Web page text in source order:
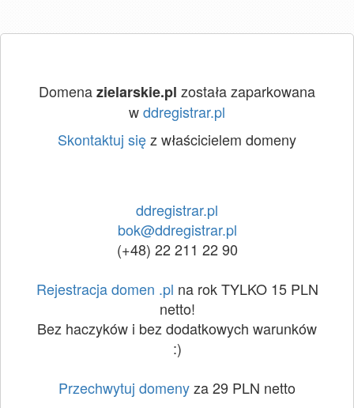
Domenazielarskie.pl została zaparkowana
wddregistrar.pl
Skontaktuj sięz właścicielem domeny
ddregistrar.pl
bok@ddregistrar.pl
(+48) 22 211 22 90
Rejestracja domen .pl na rok TYLKO 15 PLN
netto!
Bez haczyków i bez dodatkowych warunków
:)
Przechwytuj domenyza 29 PLN netto